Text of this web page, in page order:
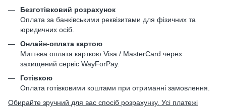
Безготівковий розрахунок
Оплата за банківськими реквізитами для фізичних та
юридичних осіб.
Онлайн-оплата картою
Миттєва оплата карткою Visa / MasterCard через
захищений сервіс WayForPay.
Готівкою
Оплата готівковими коштами при отриманні замовлення.
Обирайте зручний для вас спосіб розрахунку. Усі платежі